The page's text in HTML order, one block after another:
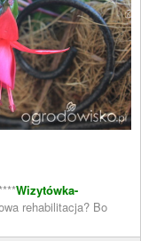
Wizytówka-
rehabilitacja? Bo